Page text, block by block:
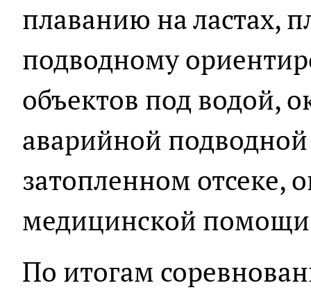
плаванию на ластах,
подводному
объектов под водой,
аварийной подводной
затопленном отсеке,
медицинской
По итогам